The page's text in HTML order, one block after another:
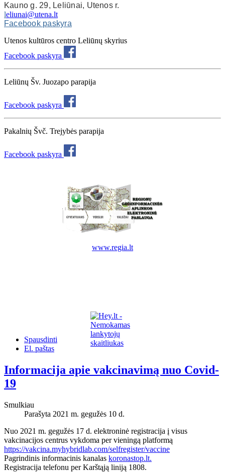
Kauno g. 29, Leliūnai, Utenos r.
leliunai@utena.lt
Facebook paskyra
Utenos kultūros centro Leliūnų skyrius
Facebook paskyra
Leliūnų Šv. Juozapo parapija
Facebook paskyra
Pakalnių Švč. Trejybės parapija
Facebook paskyra
www.regia.lt
Spausdinti
El. paštas
Informacija apie vakcinavimą nuo Covid-
19
Smulkiau
Parašyta 2021 m. gegužės 10 d.
Nuo 2021 m. gegužės 17 d. elektroninė registracija į visus
vakcinacijos centrus vykdoma per vieningą platformą
https://vakcina.myhybridlab.com/selfregister/vaccine
Pagrindinis informacinis kanalas koronastop.lt.
Registracija telefonu per Karštąją liniją 1808.